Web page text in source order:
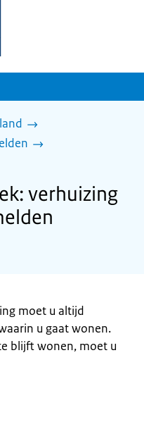
verhuizing
moet u altijd
u gaat wonen.
blijft wonen, moet u